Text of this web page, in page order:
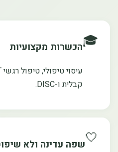
🎓הכשרות מקצועיות
קבלית ו-DISC.
🤍שפה עדינה ולא